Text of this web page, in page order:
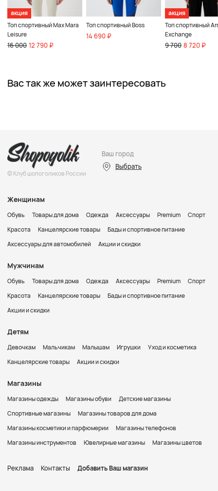
акция
Топ спортивный Max Mara
Leisure
16 000 12 790 ₽
Топ спортивный Boss
14 690 ₽
акция
Топ спортивный
Exchange
9 700 8 720 ₽
Вас так же может заинтересовать
© Клуб шопоголиков России
Ваш город
Выбрать
Женщинам
Обувь Товары для дома Одежда Аксессуары Premium
Спорт
Красота
Канцелярские товары
Бады и спортивное питание
Аксессуары для автомобилей
Акции и скидки
Мужчинам
Обувь Товары для дома Одежда Аксессуары Premium
Спорт
Красота
Канцелярские товары
Бады и спортивное питание
Акции и скидки
Детям
Девочкам Мальчикам Малышам Игрушки
Уход и косметика
Канцелярские товары
Акции и скидки
Магазины
Магазины одежды Магазины обуви
Детские магазины
Спортивные магазины
Магазины товаров для дома
Магазины косметики и парфюмерии
Магазины телефонов
Магазины инструментов
Ювелирные магазины Магазины цветов
Реклама Контакты Добавить Ваш магазин